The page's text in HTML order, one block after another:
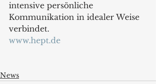
intensive persönliche
Kommunikation in idealer Weise
verbindet.
www.hept.de
News